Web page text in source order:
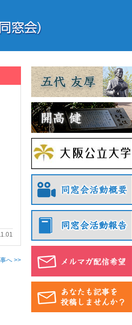
へ >>